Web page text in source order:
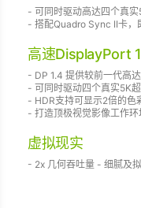
- 可同时驱动高达四个真
- 搭配Quadro Sync II卡，
高速DisplayPort
- DP 1.4 提供较前一代高
- 可同时驱动四个真实5K
- HDR支持可显示2倍的色
- 打造顶极视觉影像工作环
虚拟现实
- 2x 几何吞吐量 - 细腻及